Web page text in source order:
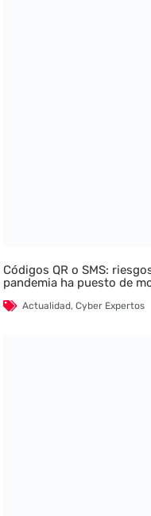
Códigos QR o SMS:
pandemia ha puesto de
Actualidad,Cyber Expertos